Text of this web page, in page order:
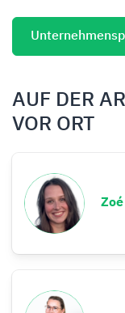
AUF DER
VOR ORT